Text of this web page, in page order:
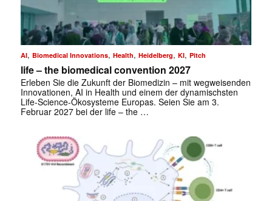
AI, Biomedical Innovations, Health, Heidelberg, KI, Pitch
life – the biomedical convention 2027
Erleben Sie die Zukunft der Biomedizin – mit wegweisenden
Innovationen, AI in Health und einem der dynamischsten
Life-Science-Ökosysteme Europas. Seien Sie am 3.
Februar 2027 bei der life – the …